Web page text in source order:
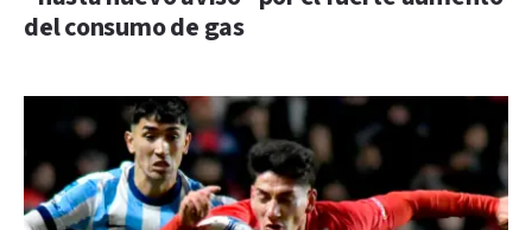
del consumo de gas